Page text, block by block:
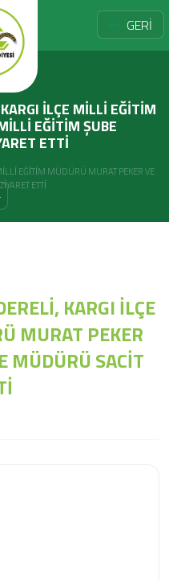
İLÇE MİLLİ EĞİTİM
EĞİTİM ŞUBE
ETTİ
EĞİTİM MÜDÜRÜ MURAT PEKER VE
ETTİ
GERİ
KARGI İLÇE
MURAT PEKER
MÜDÜRÜ SACİT